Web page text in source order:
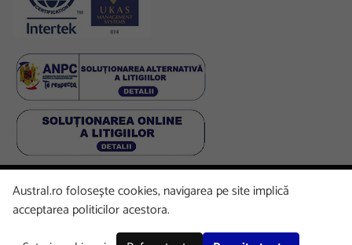
FacebookLinkedInInstagramYoutube
Austral.ro folosește cookies, navigarea pe site implică
acceptarea politicilor acestora.